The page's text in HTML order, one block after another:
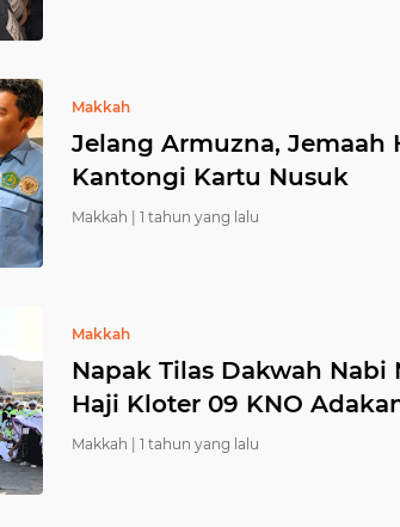
Makkah
Jelang Armuzna, Jemaah
Kantongi Kartu Nusuk
Makkah | 1 tahun yang lalu
Makkah
Napak Tilas Dakwah Nabi
Haji Kloter 09 KNO
Makkah | 1 tahun yang lalu